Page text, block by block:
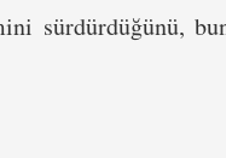
sürdürdüğünü,